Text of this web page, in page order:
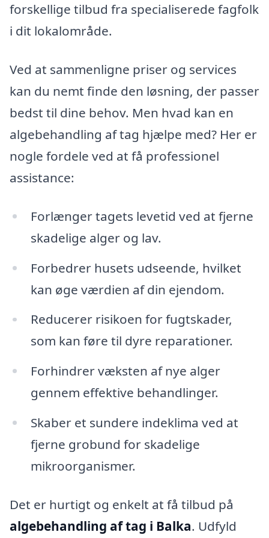
forskellige tilbud fra specialiserede fagfolk
i dit lokalområde.
Ved at sammenligne priser og services
kan du nemt finde den løsning, der passer
bedst til dine behov. Men hvad kan en
algebehandling af tag hjælpe med? Her er
nogle fordele ved at få professionel
assistance:
Forlænger tagets levetid ved at fjerne
skadelige alger og lav.
Forbedrer husets udseende, hvilket
kan øge værdien af din ejendom.
Reducerer risikoen for fugtskader,
som kan føre til dyre reparationer.
Forhindrer væksten af nye alger
gennem effektive behandlinger.
Skaber et sundere indeklima ved at
fjerne grobund for skadelige
mikroorganismer.
Det er hurtigt og enkelt at få tilbud på
algebehandling af tag i Balka. Udfyld